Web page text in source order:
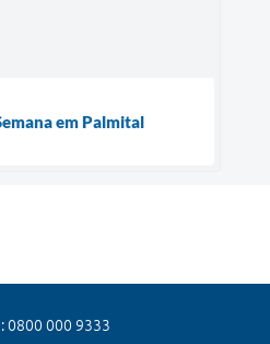
em Palmital
0800 000 9333